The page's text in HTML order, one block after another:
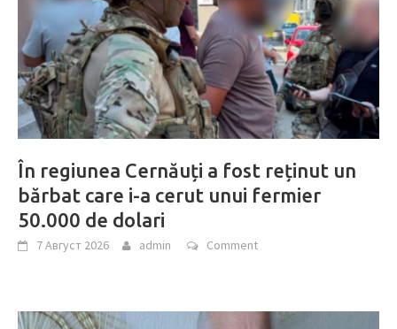
În regiunea Cernăuți a fost reținut un
bărbat care i-a cerut unui fermier
50.000 de dolari
7 Август 2026 admin Comment